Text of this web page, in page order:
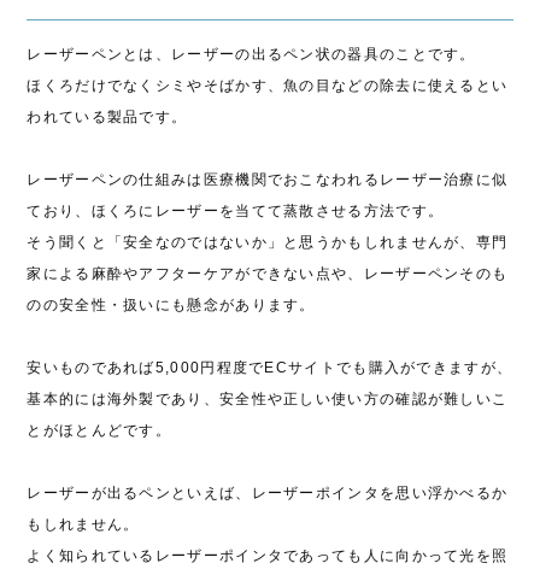
レーザーペンとは、レーザーの出るペン状の器具のことです。
ほくろだけでなくシミやそばかす、魚の目などの除去に使えるとい
われている製品です。
レーザーペンの仕組みは医療機関でおこなわれるレーザー治療に似
ており、ほくろにレーザーを当てて蒸散させる方法です。
そう聞くと「安全なのではないか」と思うかもしれませんが、専門
家による麻酔やアフターケアができない点や、レーザーペンそのも
のの安全性・扱いにも懸念があります。
安いものであれば5,000円程度でECサイトでも購入ができますが、
基本的には海外製であり、安全性や正しい使い方の確認が難しいこ
とがほとんどです。
レーザーが出るペンといえば、レーザーポインタを思い浮かべるか
もしれません。
よく知られているレーザーポインタであっても人に向かって光を照